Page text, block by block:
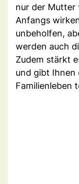
nur der Mutter
Anfangs
unbeholfen,
werden auch
Zudem stärkt
und gibt Ihnen
Familienleben